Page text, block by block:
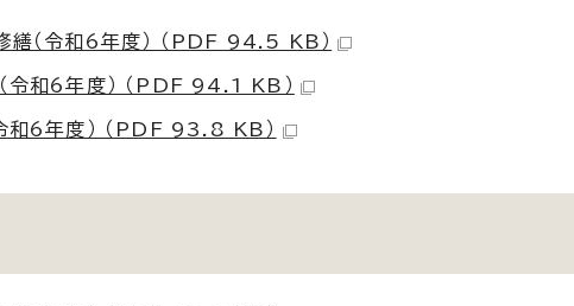
繕（令和6年度） （PDF 94.5 KB）
令和6年度） （PDF 94.1 KB）
和6年度） （PDF 93.8 KB）